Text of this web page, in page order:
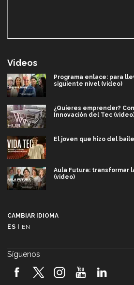
Videos
Programa enlace: para
siguiente nivel (video)
¿Quieres emprender?
Innovación del Tec
El joven que hizo del
Aula Futura: transformar
(video)
2026! (video)
CAMBIAR IDIOMA
ES | EN
Síguenos